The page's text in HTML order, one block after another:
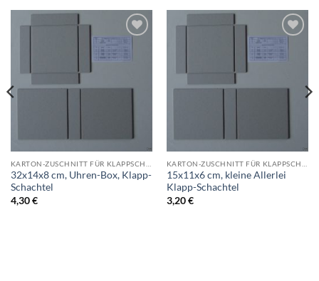
Auf die
Wunschliste
32x14x8 cm, Uhren-Box, Klapp-
Schachtel
4,30€
Auf die
Wunschliste
15x11x6 cm, kleine Allerlei
Klapp-Schachtel
3,20€